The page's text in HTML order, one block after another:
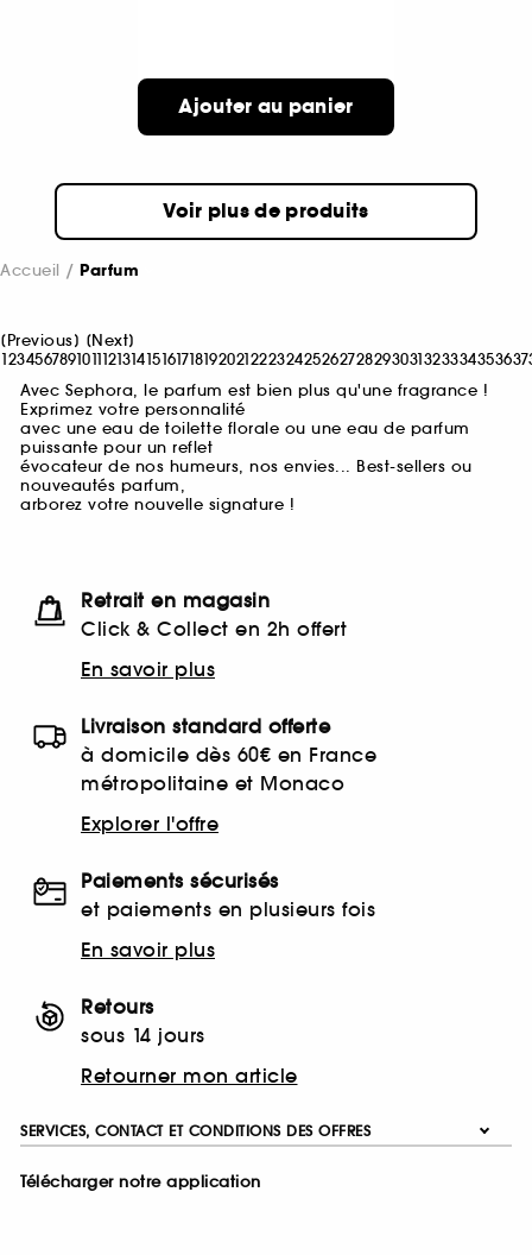
Ajouter au panier
Voir plus de produits
Accueil Parfum
[Previous] [Next]
12345678910111213141516171819202122232425262728293031323334353637
Avec Sephora, le parfum est bien plus qu'une fragrance !
Exprimez votre personnalité
avec une eau de toilette florale ou une eau de parfum
puissante pour un reflet
évocateur de nos humeurs, nos envies... Best-sellers ou
nouveautés parfum,
arborez votre nouvelle signature !
Retrait en magasin
Click & Collect en 2h offert
En savoir plus
Livraison standard offerte
à domicile dès 60€ en France
métropolitaine et Monaco
Explorer l'offre
Paiements sécurisés
et paiements en plusieurs fois
En savoir plus
Retours
sous 14 jours
Retourner mon article
SERVICES, CONTACT ET CONDITIONS DES OFFRES
Télécharger notre application